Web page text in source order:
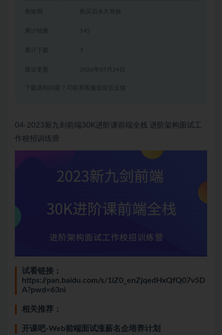
有效期 购买后永久有效
累计销量 145
累计下载 7
2026年07月24日
下载遇到问题？可联系客服或留言反馈
04-2023新九剑前端30K进阶课前端全栈 进阶架构面试工
作校招训练营
试看链接：
https://pan.baidu.com/s/1iZ0_enZjqedHxQfQ07v5D
A?pwd=63ni
相关推荐：
开课吧-Web前端面试涨薪名企培养计划